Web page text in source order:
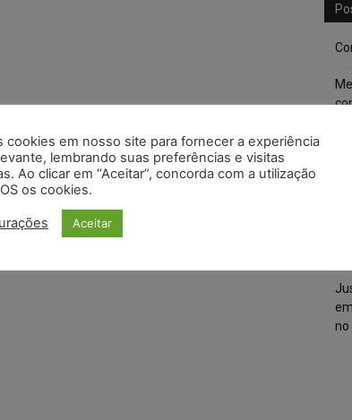
no
cookies em nosso site para fornecer a experiência
lembrando suas preferências e visitas
Ao clicar em “Aceitar”, concorda com a utilização
os cookies.
Aceitar